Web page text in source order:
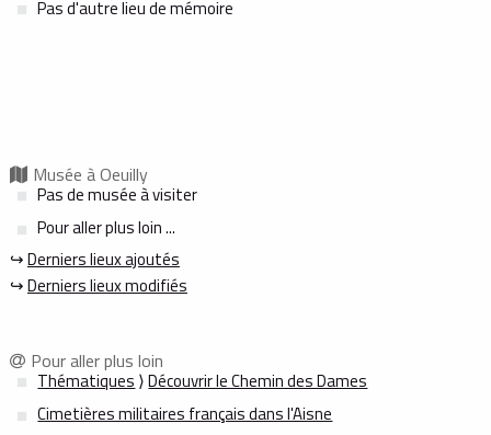
Pas d'autre lieu de mémoire
Musée à Oeuilly
Pas de musée à visiter
Pour aller plus loin ...
↪Derniers lieux ajoutés
↪Derniers lieux modifiés
Pour aller plus loin
Thématiques ⟩Découvrir le Chemin des Dames
Cimetières militaires français dans l'Aisne